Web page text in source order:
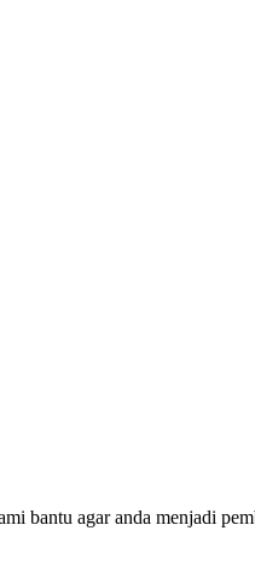
bantu agar anda menjadi